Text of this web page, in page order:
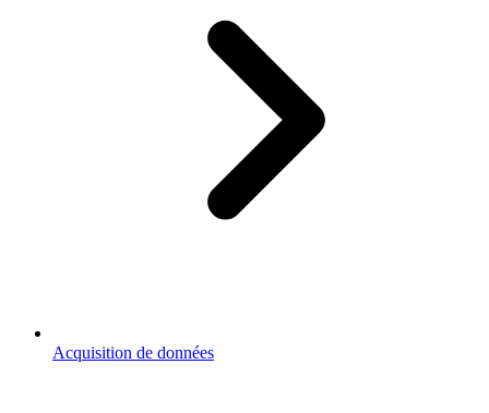
Acquisition de données